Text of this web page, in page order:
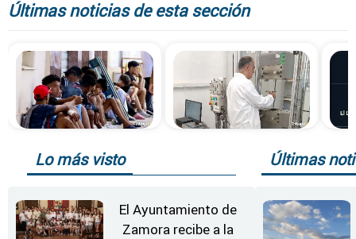
Últimas noticias de esta sección
Lo más visto
El Ayuntamiento de
Zamora recibe a la
Últimas